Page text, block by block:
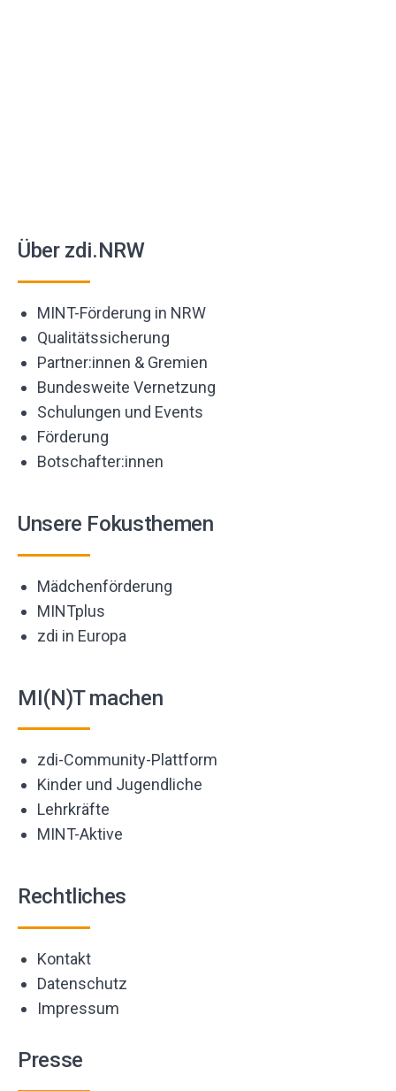
Über zdi.NRW
MINT-Förderung in NRW
Qualitätssicherung
Partner:innen & Gremien
Bundesweite Vernetzung
Schulungen und Events
Förderung
Botschafter:innen
Unsere Fokusthemen
Mädchenförderung
MINTplus
zdi in Europa
MI(N)T machen
zdi-Community-Plattform
Kinder und Jugendliche
Lehrkräfte
MINT-Aktive
Rechtliches
Kontakt
Datenschutz
Impressum
Presse